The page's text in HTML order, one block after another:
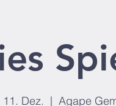
11. Dez.
  |
Agape